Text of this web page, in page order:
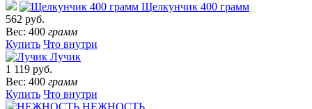
Щелкунчик 400 грамм
562 руб.
Вес: 400 грамм
Купить Что внутри
Лучик
1 119 руб.
Вес: 400 грамм
Купить Что внутри